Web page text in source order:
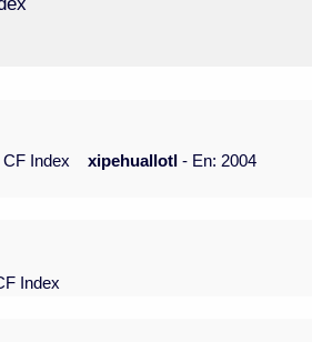
Index xipehuallotl- En: 2004
Index